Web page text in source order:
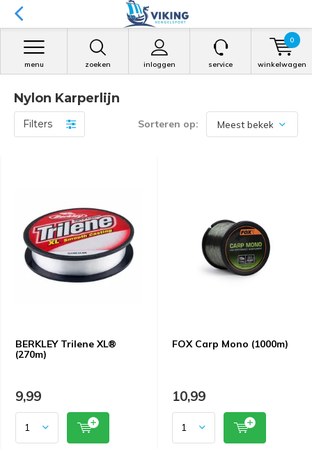
zoeken inloggen
menu service winkelwagen
0
Nylon Karperlijn
Filters Sorteren op:
BERKLEY Trilene XL®
(270m)
9,99
FOX Carp Mono (1000m)
10,99